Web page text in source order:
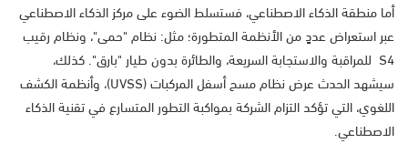
أما منطقة الذكاء الاصطناعي، فستسلط الضوء على مركز الذكاء الاصطناعي
عبر استعراض عددٍ من الأنظمة المتطورة؛ مثل: نظام "حمى"، ونظام رقيب
S4 للمراقبة والاستجابة السريعة، والطائرة بدون طيار "بارق". كذلك،
سيشهد الحدث عرض نظام مسح أسفل المركبات (UVSS)، وأنظمة الكشف
اللغوي، التي تؤكد التزام الشركة بمواكبة التطور المتسارع في تقنية الذكاء
الاصطناعي.